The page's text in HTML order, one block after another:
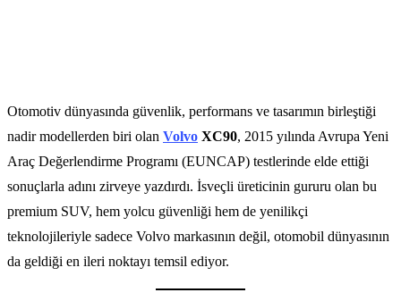
Otomotiv dünyasında güvenlik, performans ve tasarımın birleştiği
nadir modellerden biri olan Volvo XC90, 2015 yılında Avrupa Yeni
Araç Değerlendirme Programı (EUNCAP) testlerinde elde ettiği
sonuçlarla adını zirveye yazdırdı. İsveçli üreticinin gururu olan bu
premium SUV, hem yolcu güvenliği hem de yenilikçi
teknolojileriyle sadece Volvo markasının değil, otomobil dünyasının
da geldiği en ileri noktayı temsil ediyor.